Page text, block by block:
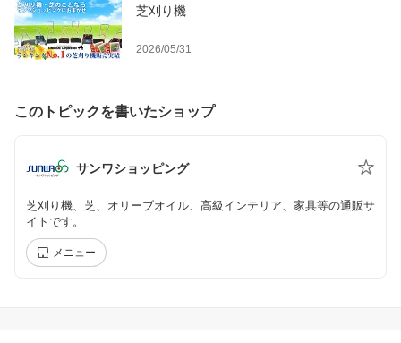
芝刈り機
2026/05/31
このトピックを書いたショップ
サンワショッピング
芝刈り機、芝、オリーブオイル、高級インテリア、家具等の通販サ
イトです。
メニュー